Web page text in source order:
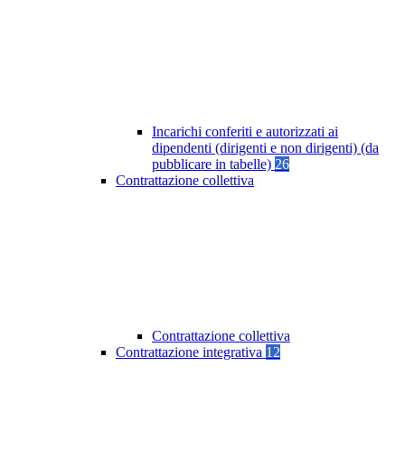
Incarichi conferiti e autorizzati ai
dipendenti (dirigenti e non dirigenti) (da
pubblicare in tabelle) 26
Contrattazione collettiva
Contrattazione collettiva
Contrattazione integrativa 12